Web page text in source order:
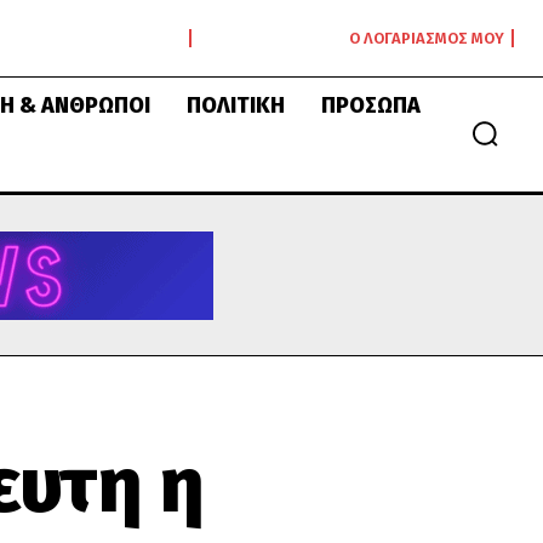
Ο ΛΟΓΑΡΙΑΣΜΌΣ ΜΟΥ
& ΆΝΘΡΩΠΟΙ ΠΟΛΙΤΙΚΉ ΠΡΌΣΩΠΑ
η